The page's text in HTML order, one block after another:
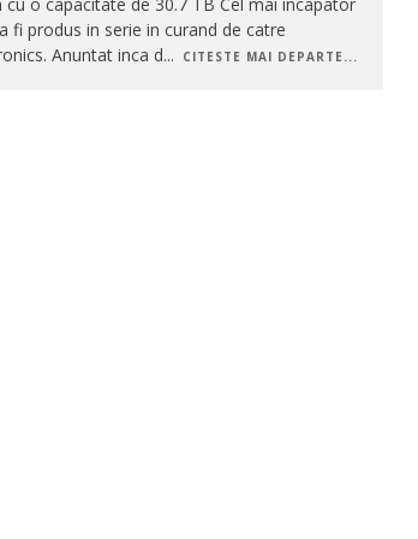
fi produs in serie in curand de catre
Anuntat inca d... CITESTE MAI DEPARTE...